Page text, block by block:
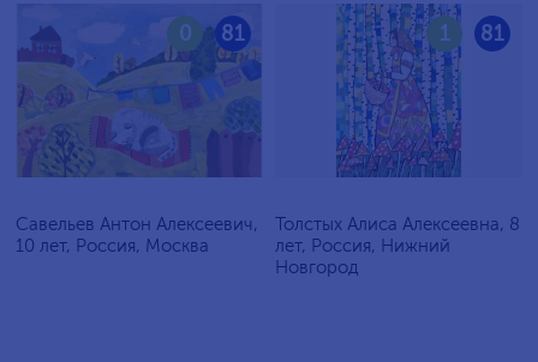
81
0
Савельев Антон Алексеевич,
10 лет, Россия, Москва
81
1
Толстых Алиса Алексеевна, 8
лет, Россия, Нижний
Новгород